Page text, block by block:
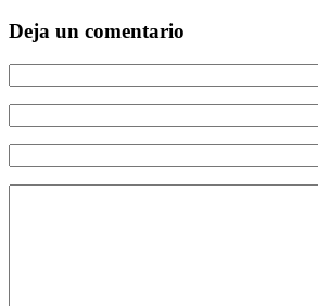
Deja un comentario